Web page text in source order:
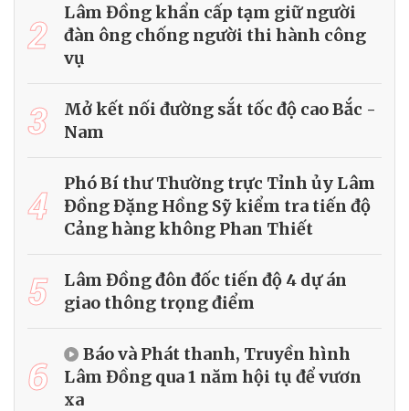
2
Lâm Đồng khẩn cấp tạm giữ người
đàn ông chống người thi hành công
vụ
3
Mở kết nối đường sắt tốc độ cao Bắc -
Nam
4
Phó Bí thư Thường trực Tỉnh ủy Lâm
Đồng Đặng Hồng Sỹ kiểm tra tiến độ
Cảng hàng không Phan Thiết
5
Lâm Đồng đôn đốc tiến độ 4 dự án
giao thông trọng điểm
6
Báo và Phát thanh, Truyền hình
Lâm Đồng qua 1 năm hội tụ để vươn
xa